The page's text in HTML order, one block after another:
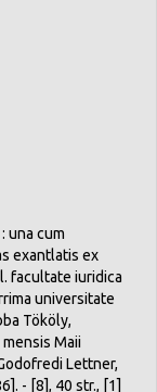
una cum
exantlatis ex
facultate iuridica
universitate
Tököly,
Maii
Lettner,
- [8], 40 str., [1]